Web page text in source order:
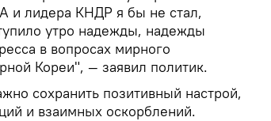
и лидера КНДР я бы не стал,
утро надежды, надежды
в вопросах мирного
Кореи", — заявил политик.
сохранить позитивный настрой,
и взаимных оскорблений.